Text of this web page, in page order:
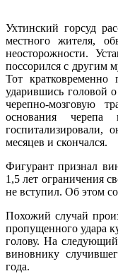
Ухтинский горсуд
местного жителя,
неосторожности.
поссорился с другим
Тот кратковременно
ударившись головой
черепно-мозговую
основания черепа
госпитализировали,
месяцев и скончался.
Фигурант признал
1,5 лет ограничения
не вступил. Об этом
Похожий случай
пропущенного удара
голову. На
виновнику
года.